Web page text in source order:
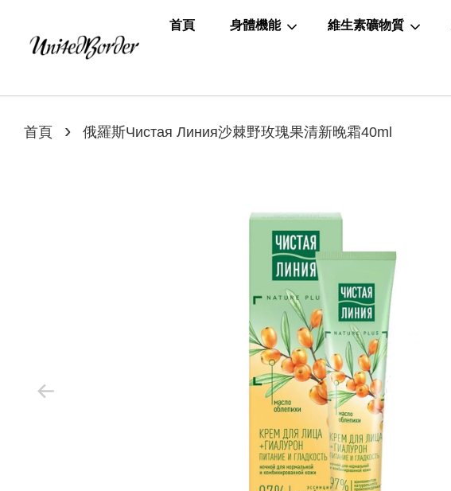
首頁 身體機能 維生素礦物質
首頁 › 俄羅斯Чистая Линия沙棘野玫瑰果清新晚霜40ml